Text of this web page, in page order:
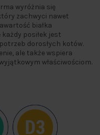
wyróżnia się
zachwyci nawet
białka
posiłek jest
dorosłych kotów.
ale także wspiera
właściwościom.